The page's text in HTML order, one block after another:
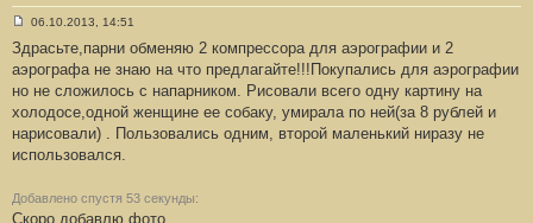
о
о
б
щ
н
и
е
#
06.10.2013, 14:51
Здрасьте,парни обменяю 2 компрессора для аэрографии и 2
аэрографа не знаю на что предлагайте!!!Покупались для аэрографии
но не сложилось с напарником. Рисовали всего одну картину на
холодосе,одной женщине ее собаку, умирала по ней(за 8 рублей и
нарисовали) . Пользовались одним, второй маленький ниразу не
использовался.
Добавлено спустя 53 секунды:
Скоро добавлю фото